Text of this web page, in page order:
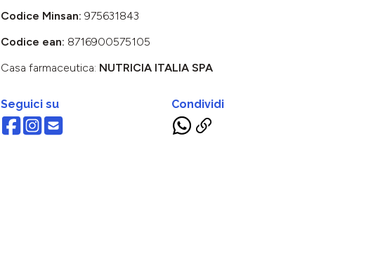
Codice Minsan: 975631843
Codice ean: 8716900575105
Casa farmaceutica: NUTRICIA ITALIA SPA
Seguici su Condividi